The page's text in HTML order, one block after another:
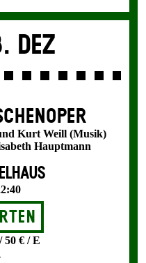
Dez
Kurt Weill (Musik)
Hauptmann
50 € / E